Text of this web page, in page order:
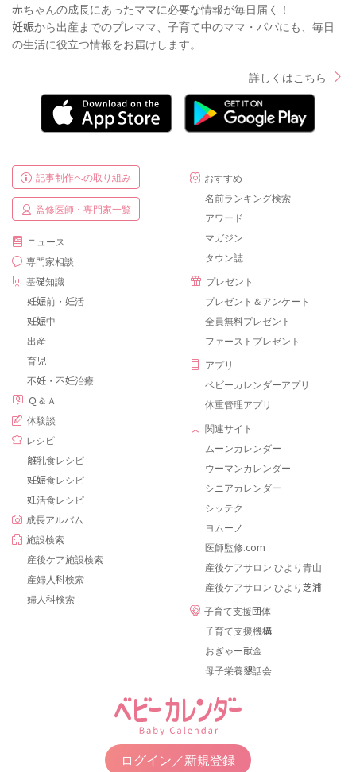
赤ちゃんの成長にあったママに必要な情報が毎日届く！
妊娠から出産までのプレママ、子育て中のママ・パパにも、毎日
の生活に役立つ情報をお届けします。
詳しくはこちら
記事制作への取り組み
監修医師・専門家一覧
ニュース
専門家相談
基礎知識
妊娠前・妊活
妊娠中
出産
育児
不妊・不妊治療
Ｑ＆Ａ
体験談
レシピ
離乳食レシピ
妊娠食レシピ
妊活食レシピ
成長アルバム
施設検索
産後ケア施設検索
産婦人科検索
婦人科検索
おすすめ
名前ランキング検索
アワード
マガジン
タウン誌
プレゼント
プレゼント＆アンケート
全員無料プレゼント
ファーストプレゼント
アプリ
ベビーカレンダーアプリ
体重管理アプリ
関連サイト
ムーンカレンダー
ウーマンカレンダー
シニアカレンダー
シッテク
ヨムーノ
医師監修.com
産後ケアサロン ひより青山
産後ケアサロン ひより芝浦
子育て支援団体
子育て支援機構
おぎゃー献金
母子栄養懇話会
ログイン／新規登録